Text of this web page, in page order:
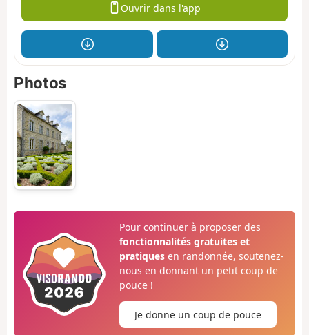
Ouvrir dans l'app
Photos
Pour continuer à proposer des
fonctionnalités gratuites et
pratiquesen randonnée, soutenez-
nous en donnant un petit coup de
pouce !
Je donne un coup de pouce